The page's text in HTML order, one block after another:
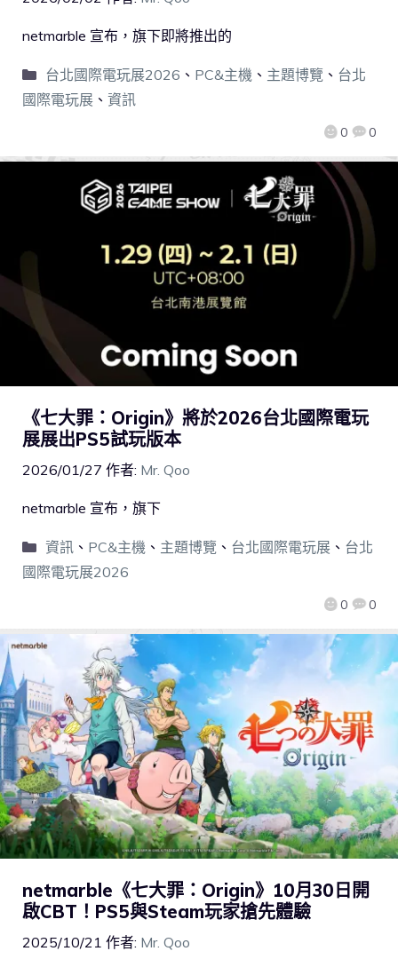
0 0
netmarble 宣布，旗下即將推出的
台北國際電玩展2026 、 PC&主機 、 主題博覽 、 台北
國際電玩展 、 資訊
《七大罪：Origin》將於2026台北國際電玩
展展出PS5試玩版本
2026/01/27 作者: Mr. Qoo
0 0
netmarble 宣布，旗下
資訊、 PC&主機 、 主題博覽 、 台北國際電玩展、 台北
國際電玩展2026
netmarble《七大罪：Origin》10月30日開
啟CBT！PS5與Steam玩家搶先體驗
2025/10/21 作者: Mr. Qoo